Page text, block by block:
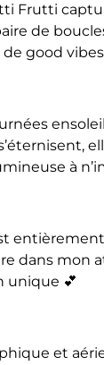
Frutti
de
good vibes
à
dans mon
unique 💕
et